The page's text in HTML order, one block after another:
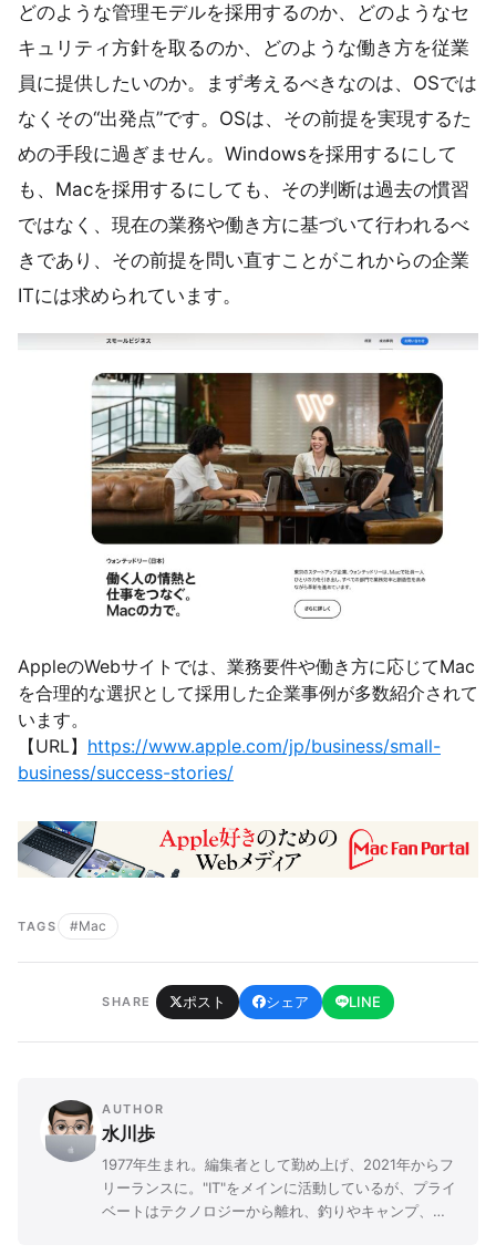
どのような管理モデルを採用するのか、どのようなセ
キュリティ方針を取るのか、どのような働き方を従業
員に提供したいのか。まず考えるべきなのは、OSでは
なくその“出発点”です。OSは、その前提を実現するた
めの手段に過ぎません。Windowsを採用するにして
も、Macを採用するにしても、その判断は過去の慣習
ではなく、現在の業務や働き方に基づいて行われるべ
きであり、その前提を問い直すことがこれからの企業
ITには求められています。
AppleのWebサイトでは、業務要件や働き方に応じてMac
を合理的な選択として採用した企業事例が多数紹介されて
います。
【URL】 https://www.apple.com/jp/business/small-
business/success-stories/
TAGS #Mac
SHARE ポスト シェア LINE
AUTHOR
水川歩
1977年生まれ。編集者として勤め上げ、2021年からフ
リーランスに。"IT"をメインに活動しているが、プライ
ベートはテクノロジーから離れ、釣りやキャンプ、登